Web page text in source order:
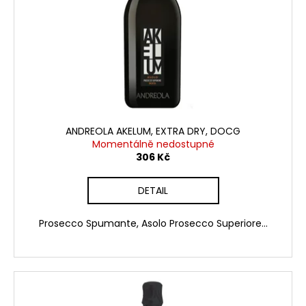
ANDREOLA AKELUM, EXTRA DRY, DOCG
Momentálně nedostupné
306 Kč
DETAIL
Prosecco Spumante, Asolo Prosecco Superiore...